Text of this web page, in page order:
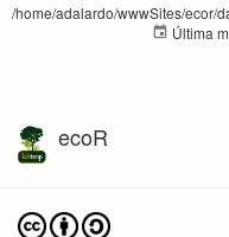
/home/adalardo/wwwSites/ecor/
Última
ecoR